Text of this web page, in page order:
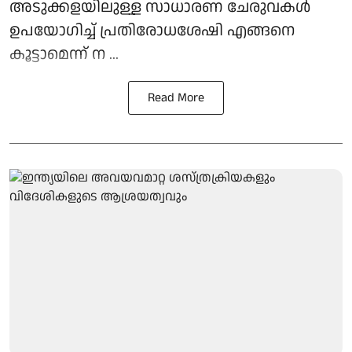
അടുക്കളയിലുള്ള സാധാരണ ചേരുവകൾ
ഉപയോഗിച്ച് പ്രതിരോധശേഷി എങ്ങനെ
കൂട്ടാമെന്ന് ന ...
Read More